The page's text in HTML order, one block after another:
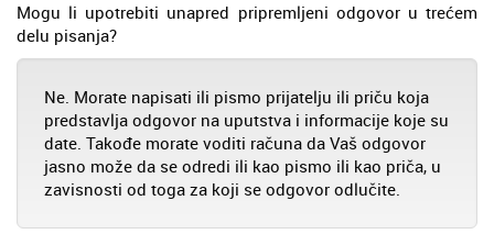
Mogu li upotrebiti unapred pripremljeni odgovor u trećem
delu pisanja?
Ne. Morate napisati ili pismo prijatelju ili priču koja
predstavlja odgovor na uputstva i informacije koje su
date. Takođe morate voditi računa da Vaš odgovor
jasno može da se odredi ili kao pismo ili kao priča, u
zavisnosti od toga za koji se odgovor odlučite.